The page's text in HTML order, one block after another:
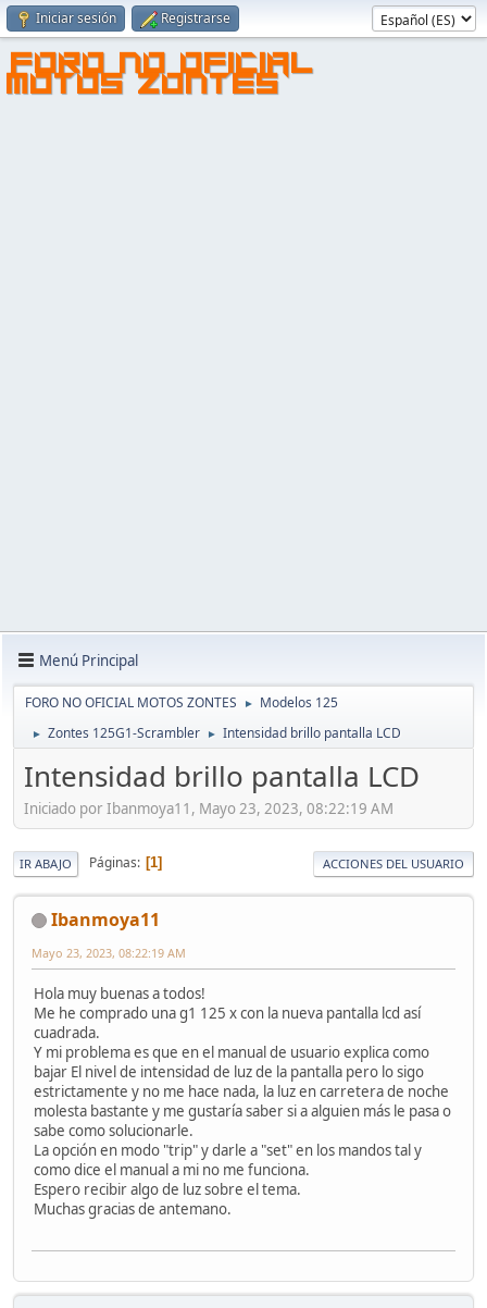
Iniciar sesión Registrarse
FORO NO OFICIAL
MOTOS ZONTES
Menú Principal
FORO NO OFICIAL MOTOS ZONTES ► Modelos 125
► Zontes 125G1-Scrambler ► Intensidad brillo pantalla LCD
Intensidad brillo pantalla LCD
Iniciado por Ibanmoya11, Mayo 23, 2023, 08:22:19 AM
IR ABAJO Páginas 1 ACCIONES DEL USUARIO
Ibanmoya11
Mayo 23, 2023, 08:22:19 AM
Hola muy buenas a todos!
Me he comprado una g1 125 x con la nueva pantalla lcd así
cuadrada.
Y mi problema es que en el manual de usuario explica como
bajar El nivel de intensidad de luz de la pantalla pero lo sigo
estrictamente y no me hace nada, la luz en carretera de noche
molesta bastante y me gustaría saber si a alguien más le pasa o
sabe como solucionarle.
La opción en modo "trip" y darle a "set" en los mandos tal y
como dice el manual a mi no me funciona.
Espero recibir algo de luz sobre el tema.
Muchas gracias de antemano.